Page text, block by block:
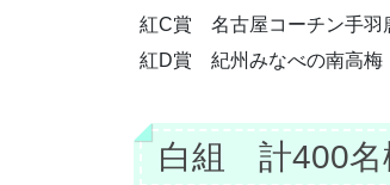
紅C賞 名古屋コーチン手羽
紅D賞 紀州みなべの南高梅
白組 計400名